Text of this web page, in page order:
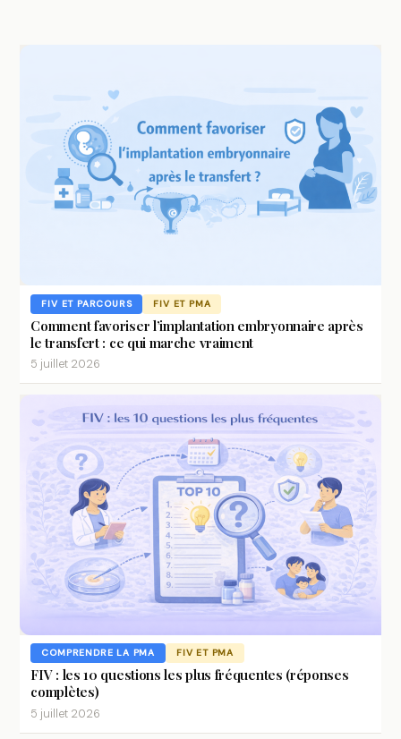
FIV ET PARCOURS FIV ET PMA
Comment favoriser l’implantation embryonnaire après
le transfert : ce qui marche vraiment
5 juillet 2026
COMPRENDRE LA PMA FIV ET PMA
FIV : les 10 questions les plus fréquentes (réponses
complètes)
5 juillet 2026